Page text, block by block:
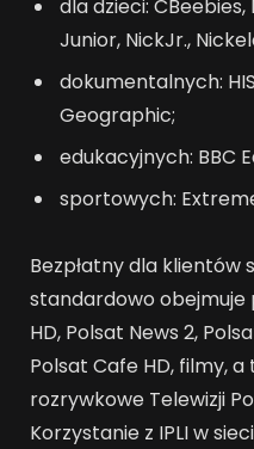
dla dzieci:
Junior, NickJr.,
dokumentalnych:
Geographic;
edukacyjnych: BBC
sportowych:
Bezpłatny dla klientów
standardowo obejmuje
HD, Polsat News 2,
Polsat Cafe HD, filmy,
rozrywkowe Telewizji
Korzystanie z IPLI w